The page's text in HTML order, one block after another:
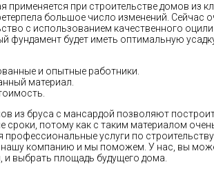
применяется при строительстве домов из
большое число изменений. Сейчас
с использованием качественного
фундамент будет иметь оптимальную
и опытные работники.
материал.
из бруса с мансардой позволяют
сроки, потому как с таким материалом
профессиональные услуги по
нашу компанию и мы поможем. У нас, вы
и выбрать площадь будущего дома.